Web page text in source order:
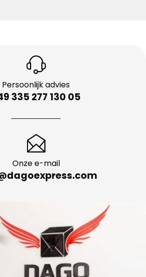
Persoonlijk advies
335 277 130 05
Onze e-mail